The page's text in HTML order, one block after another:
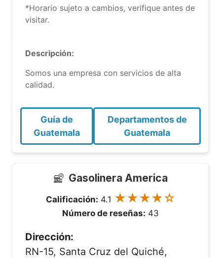
*Horario sujeto a cambios, verifique antes de
visitar.
Descripción:
Somos una empresa con servicios de alta
calidad.
Guía de
Guatemala
Departamentos de
Guatemala
Gasolinera America
Calificación: 4.1 ★★★★☆
Número de reseñas: 43
Dirección:
RN-15, Santa Cruz del Quiché,